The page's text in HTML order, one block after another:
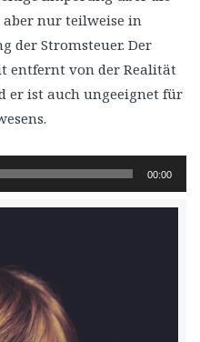
aber nur teilweise in
der Stromsteuer. Der
entfernt von der Realität
er ist auch ungeeignet für
00:00